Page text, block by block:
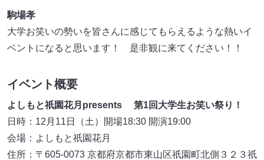
駒場孝
大学お笑いの勢いを皆さんに感じてもらえるような熱いイ
ベントになると思います！ 是非観に来てください！！
イベント概要
よしもと祇園花月presents 第1回大学生お笑い祭り！
日時：12月11日（土）開場18:30 開演19:00
会場：よしもと祇園花月
住所：〒605-0073 京都府京都市東山区祇園町北側３２３祇